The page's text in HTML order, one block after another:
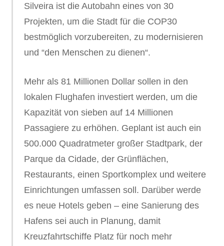
Silveira ist die Autobahn eines von 30
Projekten, um die Stadt für die COP30
bestmöglich vorzubereiten, zu modernisieren
und “den Menschen zu dienen“.
Mehr als 81 Millionen Dollar sollen in den
lokalen Flughafen investiert werden, um die
Kapazität von sieben auf 14 Millionen
Passagiere zu erhöhen. Geplant ist auch ein
500.000 Quadratmeter großer Stadtpark, der
Parque da Cidade, der Grünflächen,
Restaurants, einen Sportkomplex und weitere
Einrichtungen umfassen soll. Darüber werde
es neue Hotels geben – eine Sanierung des
Hafens sei auch in Planung, damit
Kreuzfahrtschiffe Platz für noch mehr